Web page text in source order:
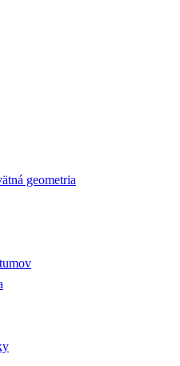
geometria